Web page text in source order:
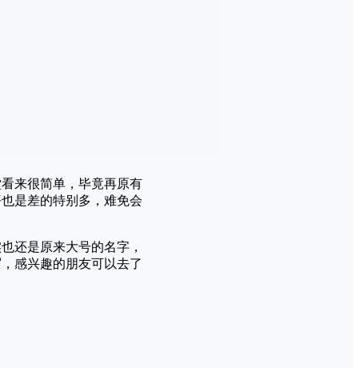
来很简单，毕竟再原有
是差的特别多，难免会
还是原来大号的名字，
感兴趣的朋友可以去了